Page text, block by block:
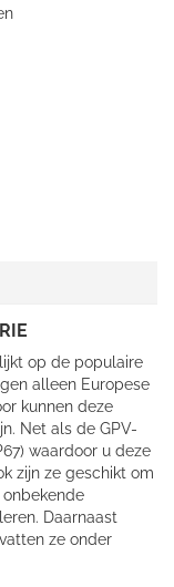
op de populaire
alleen Europese
kunnen deze
Net als de GPV-
waardoor u deze
zijn ze geschikt om
Daarnaast
ze onder